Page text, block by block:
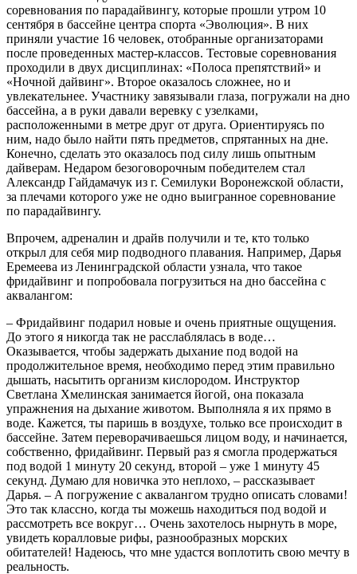
соревнования по парадайвингу, которые прошли утром 10
сентября в бассейне центра спорта «Эволюция». В них
приняли участие 16 человек, отобранные организаторами
после проведенных мастер-­классов. Тестовые соревнования
проходили в двух дисциплинах: «Полоса препятствий» и
«Ночной дайвинг». Второе оказалось сложнее, но и
увлекательнее. Участнику завязывали глаза, погружали на дно
бассейна, а в руки давали веревку с узелками,
расположенными в метре друг от друга. Ориентируясь по
ним, надо было найти пять предметов, спрятанных на дне.
Конечно, сделать это оказалось под силу лишь опытным
дайверам. Недаром безоговорочным победителем стал
Александр Гайдамачук из г. Семилуки Воронежской области,
за плечами которого уже не одно выигранное соревнование
по парадайвингу.
Впрочем, адреналин и драйв получили и те, кто только
открыл для себя мир подводного плавания. Например, Дарья
Еремеева из Ленинградской области узнала, что такое
фридайвинг и попробовала погрузиться на дно бассейна с
аквалангом:
– Фридайвинг подарил новые и очень приятные ощущения.
До этого я никогда так не расслаблялась в воде…
Оказывается, чтобы задержать дыхание под водой на
продолжительное время, необходимо перед этим правильно
дышать, насытить организм кислородом. Инструктор
Светлана Хмелинская занимается йогой, она показала
упражнения на дыхание животом. Выполняла я их прямо в
воде. Кажется, ты паришь в воздухе, только все происходит в
бассейне. Затем переворачиваешься лицом воду, и начинается,
собственно, фридайвинг. Первый раз я смогла продержаться
под водой 1 минуту 20 секунд, второй – уже 1 минуту 45
секунд. Думаю для новичка это неплохо, – рассказывает
Дарья. – А погружение с аквалангом трудно описать словами!
Это так классно, когда ты можешь находиться под водой и
рассмотреть все вокруг… Очень захотелось нырнуть в море,
увидеть коралловые рифы, разнообразных морских
обитателей! Надеюсь, что мне удастся воплотить свою мечту в
реальность.